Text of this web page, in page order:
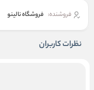
فروشنده: فروشگاه نالینو
نظرات کاربران